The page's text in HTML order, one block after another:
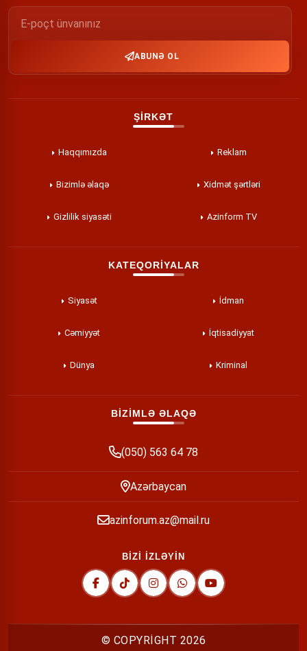
ABUNƏ OL
ŞİRKƏT
Haqqımızda Reklam
Bizimlə əlaqə Xidmət şərtləri
Gizlilik siyasəti Azinform TV
KATEQORİYALAR
Siyasət İdman
Cəmiyyət İqtisadiyyat
Dünya Kriminal
BİZİMLƏ ƏLAQƏ
(050) 563 64 78
Azərbaycan
azinforum.az@mail.ru
BİZİ İZLƏYİN
© COPYRİGHT 2026